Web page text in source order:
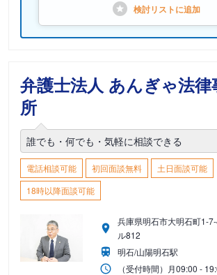
検討リストに追加
弁護士法人 あんぎゃ法律
所
誰でも・何でも・気軽に相談できる
電話相談可能 初回面談無料
土日面談可能
18時以降面談可能
兵庫県明石市大明石町1-
ル812
明石/山陽明石駅
（受付時間） 月09:00 -